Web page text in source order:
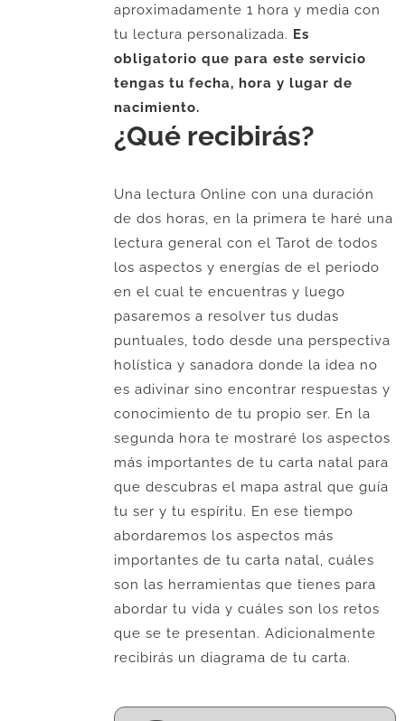
aproximadamente 1 hora y media con
tu lectura personalizada. Es
obligatorio que para este servicio
tengas tu fecha, hora y lugar de
nacimiento.
¿Qué recibirás?
Una lectura Online con una duración
de dos horas, en la primera te haré una
lectura general con el Tarot de todos
los aspectos y energías de el periodo
en el cual te encuentras y luego
pasaremos a resolver tus dudas
puntuales, todo desde una perspectiva
holística y sanadora donde la idea no
es adivinar sino encontrar respuestas y
conocimiento de tu propio ser. En la
segunda hora te mostraré los aspectos
más importantes de tu carta natal para
que descubras el mapa astral que guía
tu ser y tu espíritu. En ese tiempo
abordaremos los aspectos más
importantes de tu carta natal, cuáles
son las herramientas que tienes para
abordar tu vida y cuáles son los retos
que se te presentan. Adicionalmente
recibirás un diagrama de tu carta.